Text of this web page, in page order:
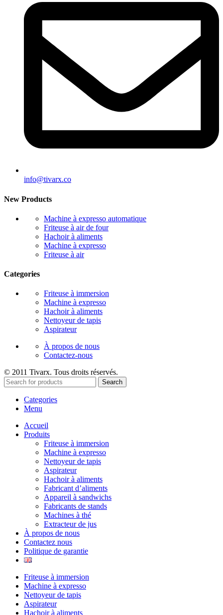
info@tivarx.co
New Products
Machine à expresso automatique
Friteuse à air de four
Hachoir à aliments
Machine à expresso
Friteuse à air
Categories
Friteuse à immersion
Machine à expresso
Hachoir à aliments
Nettoyeur de tapis
Aspirateur
À propos de nous
Contactez-nous
© 2011 Tivarx. Tous droits réservés.
Search
Categories
Menu
Accueil
Produits
Friteuse à immersion
Machine à expresso
Nettoyeur de tapis
Aspirateur
Hachoir à aliments
Fabricant d’aliments
Appareil à sandwichs
Fabricants de stands
Machines à thé
Extracteur de jus
À propos de nous
Contactez nous
Politique de garantie
Friteuse à immersion
Machine à expresso
Nettoyeur de tapis
Aspirateur
Hachoir à aliments